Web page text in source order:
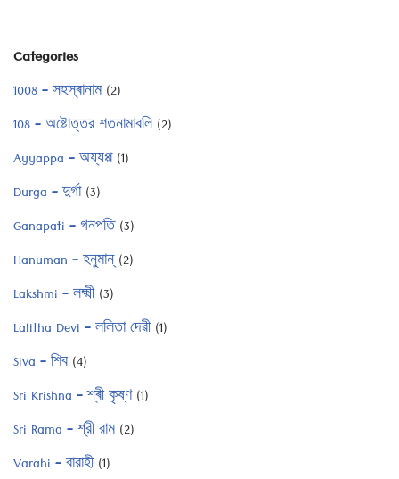
Categories
1008 – সহস্ৰানাম(2)
108 – অষ্টোত্তর শতনামাবলি(2)
Ayyappa – অয্যপ্প(1)
Durga – দুর্গা(3)
Ganapati – গনপতি(3)
Hanuman – হনুমান্(2)
Lakshmi – লক্ষ্মী(3)
Lalitha Devi – ললিতা দেৱী(1)
Siva – শিব (4)
Sri Krishna – শ্ৰী কৃষ্ণ(1)
Sri Rama – শ্রী রাম(2)
Varahi – বারাহী(1)